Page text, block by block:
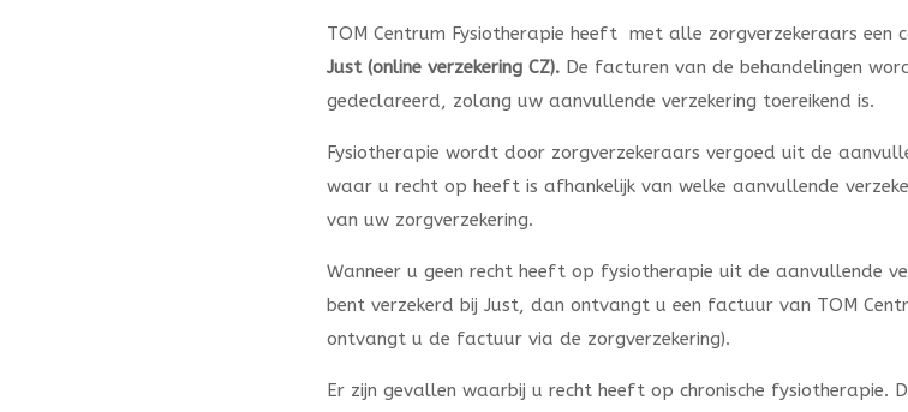
TOM Centrum Fysiotherapie heeft met alle zorgverzekeraars een
Just (online verzekering CZ). De facturen van de behandelingen
gedeclareerd, zolang uw aanvullende verzekering toereikend is.
Fysiotherapie wordt door zorgverzekeraars vergoed uit de
waar u recht op heeft is afhankelijk van welke aanvullende
van uw zorgverzekering.
Wanneer u geen recht heeft op fysiotherapie uit de aanvullende
bent verzekerd bij Just, dan ontvangt u een factuur van TOM
ontvangt u de factuur via de zorgverzekering).
Er zijn gevallen waarbij u recht heeft op chronische fysiotherapie.